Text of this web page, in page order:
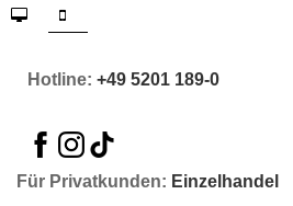
Hotline: +49 5201 189-0
Für Privatkunden: Einzelhandel